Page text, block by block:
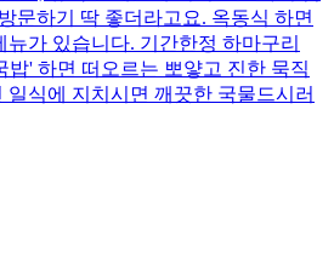
문하기 딱 좋더라고요. 옥동식 하면
가 있습니다. 기간한정 하마구리
' 하면 떠오르는 뽀얗고 진한 묵직
식에 지치시면 깨끗한 국물드시러